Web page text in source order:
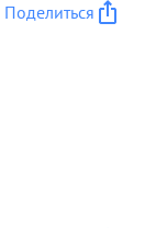
Поделиться